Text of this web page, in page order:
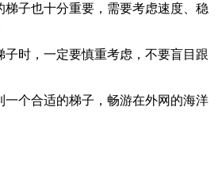
子也十分重要，需要考虑速度、稳
时，一定要慎重考虑，不要盲目跟
个合适的梯子，畅游在外网的海洋